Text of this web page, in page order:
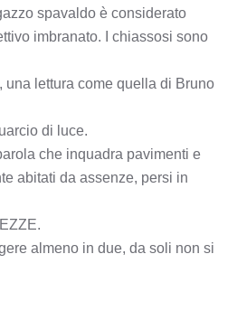
spavaldo è considerato
imbranato. I chiassosi sono
una lettura come quella di Bruno
di luce.
che inquadra pavimenti e
abitati da assenze, persi in
almeno in due, da soli non si